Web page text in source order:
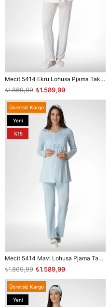
Mecit 5414 Ekru Lohusa Pjama Takımı
₺1.589,99
₺1.869,99
Mecit 5414 Mavi Lohusa Pjama Takımı
₺1.589,99
₺1.869,99
Ücretsiz Kargo
Yeni
Ürün
%15
Ücretsiz Kargo
Yeni